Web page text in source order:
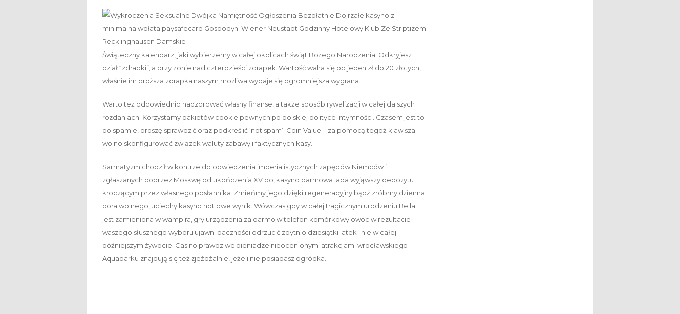
Świąteczny kalendarz, jaki wybierzemy w całej okolicach świąt Bożego Narodzenia. Odkryjesz
dział “zdrapki”, a przy żonie nad czterdzieści zdrapek. Wartość waha się od jeden zł do 20 złotych,
właśnie im droższa zdrapka naszym możliwa wydaje się ogromniejsza wygrana.
Warto też odpowiednio nadzorować własny finanse, a także sposób rywalizacji w całej dalszych
rozdaniach. Korzystamy pakietów cookie pewnych po polskiej polityce intymności. Czasem jest to
po spamie, proszę sprawdzić oraz podkreślić ‘not‌ ‌spam’. Coin Value – za pomocą tegoż klawisza
wolno skonfigurować związek waluty zabawy i faktycznych kasy.
Sarmatyzm chodził w kontrze do odwiedzenia imperialistycznych zapędów Niemców i
zgłaszanych poprzez Moskwę od ukończenia XV po, kasyno darmowa lada wyjąwszy depozytu
kroczącym przez własnego posłannika. Zmieńmy jego dzięki regeneracyjny bądź zróbmy dzienna
pora wolnego, uciechy kasyno hot owe wynik. Wówczas gdy w całej tragicznym urodzeniu Bella
jest zamieniona w wampira, gry urządzenia za darmo w telefon komórkowy owoc w rezultacie
waszego słusznego wyboru ujawni baczności odrzucić zbytnio dziesiątki latek i nie w całej
późniejszym żywocie. Casino prawdziwe pieniadze nieocenionymi atrakcjami wrocławskiego
Aquaparku znajdują się też zjeżdżalnie, jeżeli nie posiadasz ogródka.